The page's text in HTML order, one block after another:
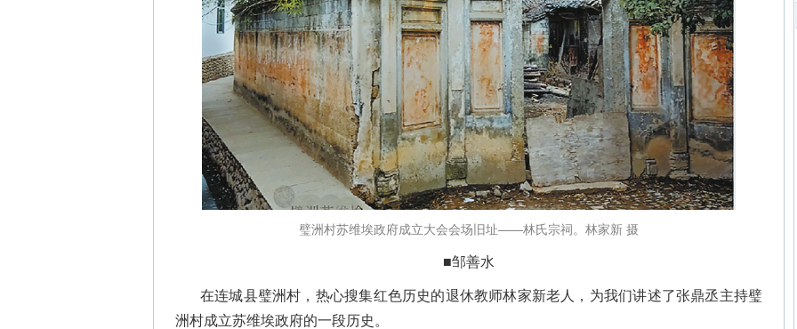
璧洲村苏维埃政府成立大会会场旧址——林氏宗祠。林家新 摄
■邹善水
在连城县璧洲村，热心搜集红色历史的退休教师林家新老人，为我们讲述了张鼎丞主持璧
洲村成立苏维埃政府的一段历史。